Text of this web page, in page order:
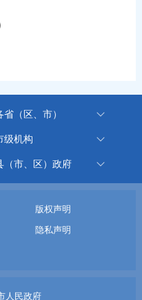
省（区、市）
级机构
（市、区）政府
版权声明
隐私声明
人民政府